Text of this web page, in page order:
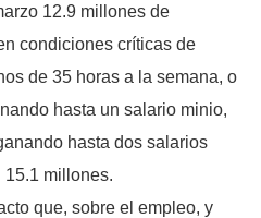
12.9 millones de
condiciones críticas de
de 35 horas a la semana, o
hasta un salario minio,
hasta dos salarios
15.1 millones.
que, sobre el empleo, y